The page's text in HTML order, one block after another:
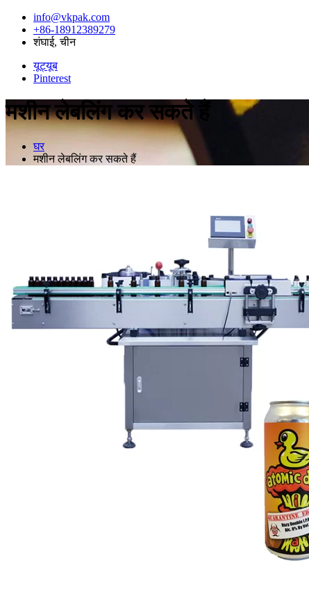
info@vkpak.com
+86-18912389279
शंघाई, चीन
यूट्यूब
Pinterest
मशीन लेबलिंग कर सकते हैं
घर
मशीन लेबलिंग कर सकते हैं